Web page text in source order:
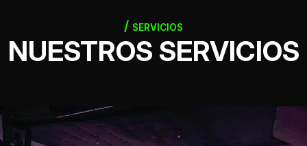
SERVICIOS
NUESTROS SERVICIOS